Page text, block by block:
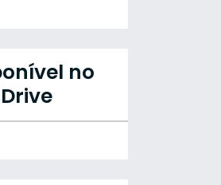
no
Drive